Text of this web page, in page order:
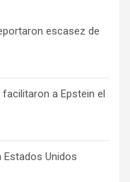
escasez de
a Epstein el
Unidos